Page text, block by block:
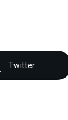
Twitter